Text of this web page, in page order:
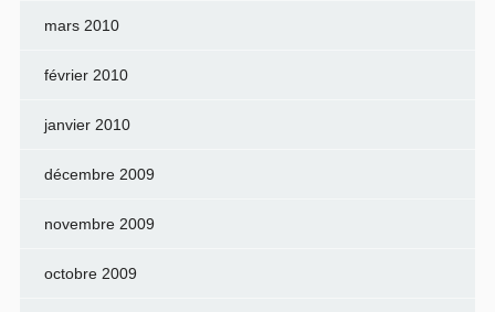
mars 2010
février 2010
janvier 2010
décembre 2009
novembre 2009
octobre 2009